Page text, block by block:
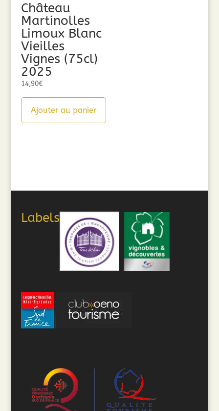
Château
Martinolles
Limoux Blanc
Vieilles
Vignes (75cl)
2025
14,90€
Ajouter au panier
Labels